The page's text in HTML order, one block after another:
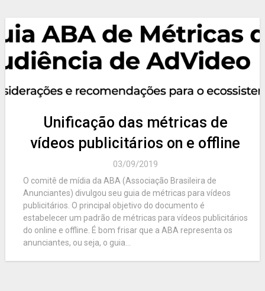
Unificação das métricas de
vídeos publicitários on e offline
03/09/2019
O comitê de mídia da ABA (Associação Brasileira de
Anunciantes) divulgou seu guia de métricas para vídeos
publicitários. O principal objetivo do documento é
estabelecer um padrão de métricas para vídeos publicitários
do online e offline. É bom frisar que a ABA representa os
anunciantes, ou seja, o guia...